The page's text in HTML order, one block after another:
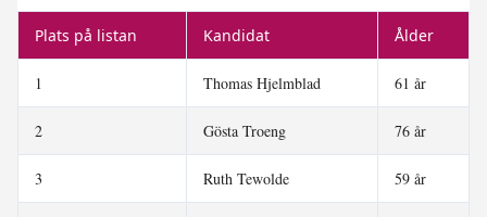
Plats på listan Kandidat Ålder
1 Thomas Hjelmblad 61 år
2 Gösta Troeng 76 år
3 Ruth Tewolde 59 år